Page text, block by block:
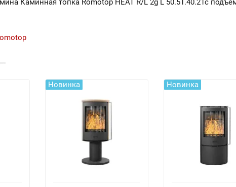
Каминная топка Romotop HEAT R/L 2g L 50.51.40.21с
Новинка Новинка